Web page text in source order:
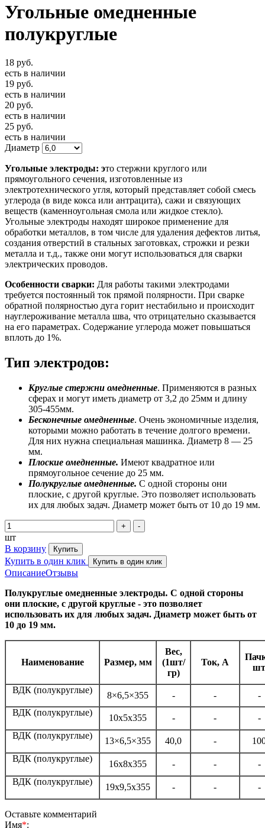
Угольные омедненные
полукруглые
18 руб.
есть в наличии
19 руб.
есть в наличии
20 руб.
есть в наличии
25 руб.
есть в наличии
Диаметр
Угольные электроды: это стержни круглого или
прямоугольного сечения, изготовленные из
электротехнического угля, который представляет собой смесь
углерода (в виде кокса или антрацита), сажи и связующих
веществ (каменноугольная смола или жидкое стекло).
Угольные электроды находят широкое применение для
обработки металлов, в том числе для удаления дефектов литья,
создания отверстий в стальных заготовках, строжки и резки
металла и т.д., также они могут использоваться для сварки
электрических проводов.
Особенности сварки: Для работы такими электродами
требуется постоянный ток прямой полярности. При сварке
обратной полярностью дуга горит нестабильно и происходит
науглероживание металла шва, что отрицательно сказывается
на его параметрах. Содержание углерода может повышаться
вплоть до 1%.
Тип электродов:
Круглые стержни омедненные. Применяются в разных
сферах и могут иметь диаметр от 3,2 до 25мм и длину
305-455мм.
Бесконечные омедненные. Очень экономичные изделия,
которыми можно работать в течение долгого времени.
Для них нужна специальная машинка. Диаметр 8 — 25
мм.
Плоские омедненные. Имеют квадратное или
прямоугольное сечение до 25 мм.
Полукруглые омедненные. С одной стороны они
плоские, с другой круглые. Это позволяет использовать
их для любых задач. Диаметр может быть от 10 до 19 мм.
+ -
шт
В корзину
Купить в один клик
ОписаниеОтзывы
Полукруглые омедненные электроды. С одной стороны
они плоские, с другой круглые - это позволяет
использовать их для любых задач. Диаметр может быть от
10 до 19 мм.
Наименование Размер, мм
Вес,
(1шт/
гр)
Ток, А
шт
ВДК (полукруглые)
8×6,5×355 - -
-
ВДК (полукруглые)
10х5х355 - -
-
ВДК (полукруглые)
13×6,5×355 40,0 -
ВДК (полукруглые)
16х8х355 - -
-
ВДК (полукруглые)
19х9,5х355 - - -
Оставьте комментарий
Имя*: